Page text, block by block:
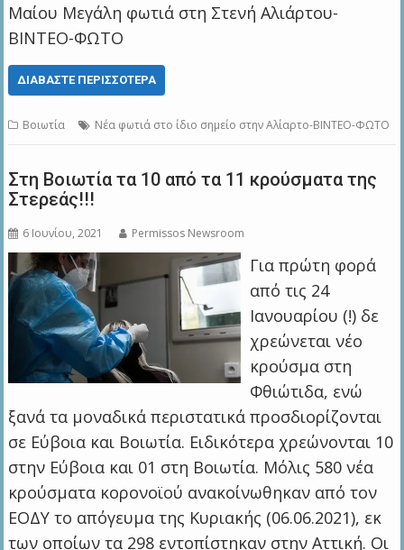
Μαίου Μεγάλη φωτιά στη Στενή Αλιάρτου-
ΒΙΝΤΕΟ-ΦΩΤΟ
ΔΙΑΒΆΣΤΕ ΠΕΡΙΣΣΌΤΕΡΑ
Βοιωτία Νέα φωτιά στο ίδιο σημείο στην Αλίαρτο-ΒΙΝΤΕΟ-ΦΩΤΟ
Στη Βοιωτία τα 10 από τα 11 κρούσματα της
Στερεάς!!!
6 Ιουνίου, 2021 Permissos Newsroom
Για πρώτη φορά
από τις 24
Ιανουαρίου (!) δε
χρεώνεται νέο
κρούσμα στη
Φθιώτιδα, ενώ
ξανά τα μοναδικά περιστατικά προσδιορίζονται
σε Εύβοια και Βοιωτία. Ειδικότερα χρεώνονται 10
στην Εύβοια και 01 στη Βοιωτία. Μόλις 580 νέα
κρούσματα κορονοϊού ανακοίνωθηκαν από τον
ΕΟΔΥ το απόγευμα της Κυριακής (06.06.2021), εκ
των οποίων τα 298 εντοπίστηκαν στην Αττική. Οι